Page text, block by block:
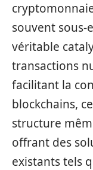
souvent sous-
véritable
transactions
facilitant la
blockchains,
structure
offrant des
existants tels